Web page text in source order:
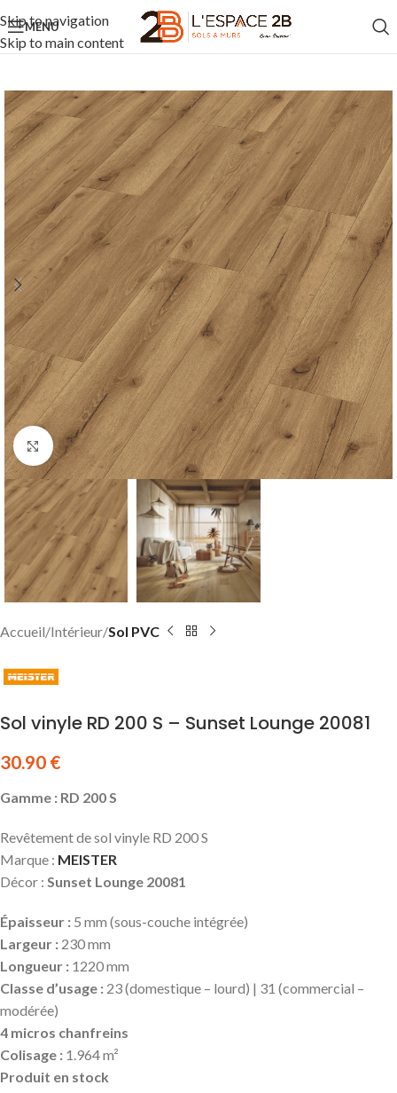
Skip to navigation
Skip to main content
MENU
Click to enlarge
Accueil Intérieur Sol PVC
Sol vinyle RD 200 S – Sunset Lounge 20081
30.90 €
Gamme : RD 200 S
Revêtement de sol vinyle RD 200 S
Marque : MEISTER
Décor : Sunset Lounge 20081
Épaisseur : 5 mm (sous-couche intégrée)
Largeur : 230 mm
Longueur : 1220 mm
Classe d’usage : 23 (domestique – lourd) | 31 (commercial –
modérée)
4 micros chanfreins
Colisage : 1.964 m²
Produit en stock